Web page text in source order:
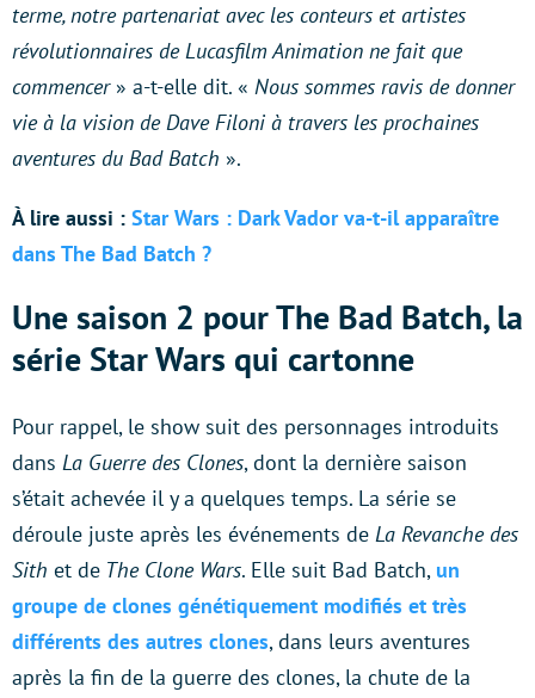
terme, notre partenariat avec les conteurs et artistes
révolutionnaires de Lucasfilm Animation ne fait que
commencer» a-t-elle dit. « Nous sommes ravis de donner
vie à la vision de Dave Filoni à travers les prochaines
aventures du Bad Batch ».
À lire aussi : Star Wars : Dark Vador va-t-il apparaître
dans The Bad Batch ?
Une saison 2 pour The Bad Batch, la
série Star Wars qui cartonne
Pour rappel, le show suit des personnages introduits
dans La Guerre des Clones, dont la dernière saison
s’était achevée il y a quelques temps. La série se
déroule juste après les événements de La Revanche des
Sith et de The Clone Wars. Elle suit Bad Batch, un
groupe de clones génétiquement modifiés et très
différents des autres clones, dans leurs aventures
après la fin de la guerre des clones, la chute de la